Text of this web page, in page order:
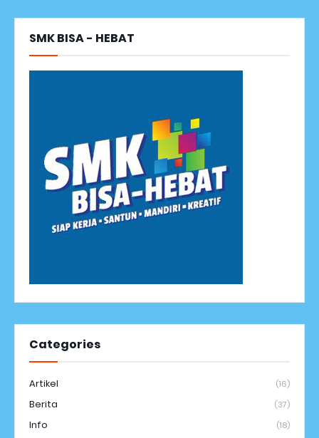
SMK BISA - HEBAT
Categories
Artikel (16)
Berita (37)
Info (18)